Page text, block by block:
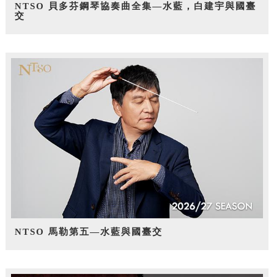
NTSO 貝多芬鋼琴協奏曲全集—水藍，白建宇與國臺
交
NTSO 馬勒第五—水藍與國臺交